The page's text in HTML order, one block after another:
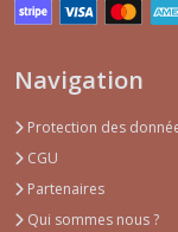
Navigation
Protection des
CGU
Partenaires
Qui sommes nous ?